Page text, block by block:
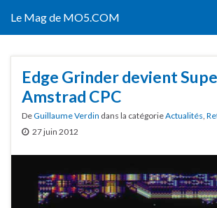
Le Mag de MO5.COM
Edge Grinder devient
Amstrad CPC
DeGuillaume Verdin dans la catégorieActualités,
27 juin 2012